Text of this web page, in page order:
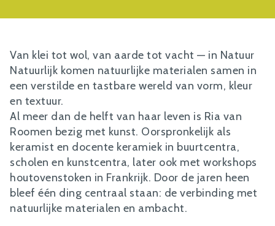
Van klei tot wol, van aarde tot vacht — in Natuur
Natuurlijk komen natuurlijke materialen samen in
een verstilde en tastbare wereld van vorm, kleur
en textuur.
Al meer dan de helft van haar leven is Ria van
Roomen bezig met kunst. Oorspronkelijk als
keramist en docente keramiek in buurtcentra,
scholen en kunstcentra, later ook met workshops
houtovenstoken in Frankrijk. Door de jaren heen
bleef één ding centraal staan: de verbinding met
natuurlijke materialen en ambacht.